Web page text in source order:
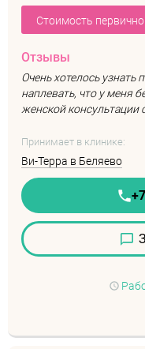
Стоимость
Отзывы
Очень хотелось
наплевать, что у меня
женской консультации
Принимает в клинике:
Ви-Терра в Беляево